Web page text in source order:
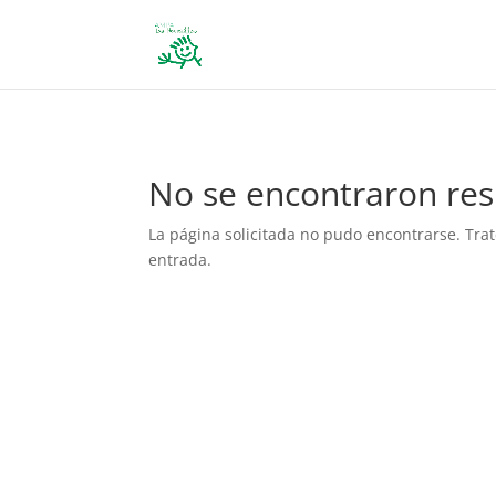
No se encontraron
La página solicitada no pudo encontrarse.
entrada.